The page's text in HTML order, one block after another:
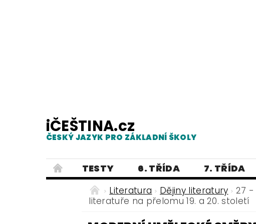
iČEŠTINA.cz
ČESKÝ JAZYK PRO ZÁKLADNÍ ŠKOLY
TESTY 6. TŘÍDA 7. TŘÍDA
PRAVOPIS
PRACOVNÍ LISTY
E-SHOP 2
TESTY
DIKTÁTY A
Literatura Dějiny literatury
27 -
literatuře na přelomu 19. a 20. století